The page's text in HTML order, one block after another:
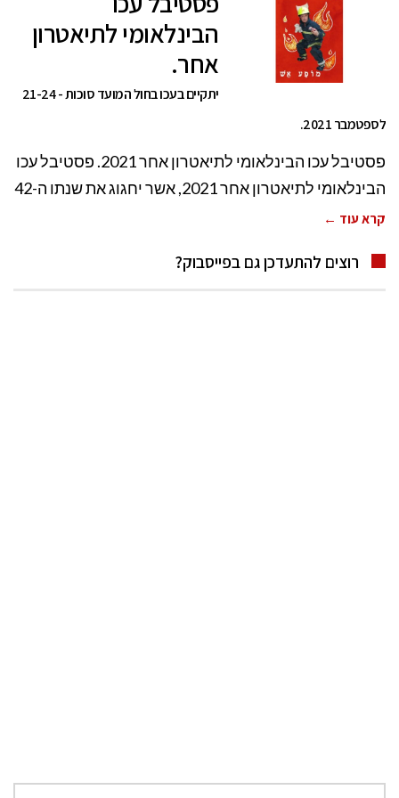
הבינלאומי לתיאטרון
אחר.
יתקיים בעכו בחול המועד סוכות - 21-24
לספטמבר 2021.
פסטיבל עכו הבינלאומי לתיאטרון אחר 2021. פסטיבל עכו
הבינלאומי לתיאטרון אחר 2021, אשר יחגוג את שנתו ה-42
קרא עוד ←
רוצים להתעדכן גם בפייסבוק?